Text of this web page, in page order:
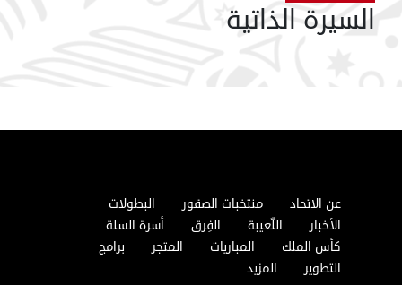
السيرة الذاتية
عن الاتحاد منتخبات الصقور
البطولات
الأخبار
اللّعيبة الفِرق
أسرة السلة
كأس الملك
المباريات المتجر
برامج
التطوير
المزيد